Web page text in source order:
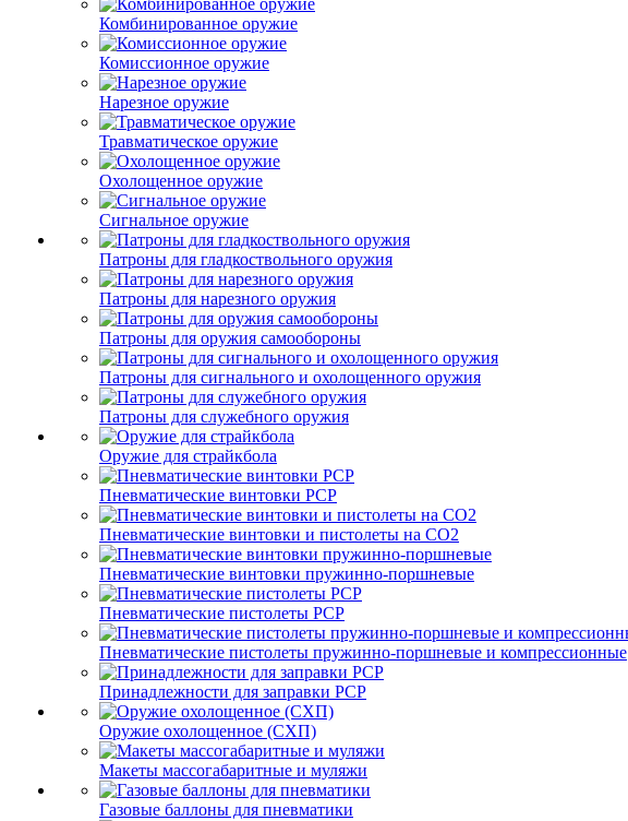
Комбинированное оружие
Комиссионное оружие
Нарезное оружие
Травматическое оружие
Охолощенное оружие
Сигнальное оружие
Патроны для гладкоствольного оружия
Патроны для нарезного оружия
Патроны для оружия самообороны
Патроны для сигнального и охолощенного оружия
Патроны для служебного оружия
Оружие для страйкбола
Пневматические винтовки PCP
Пневматические винтовки и пистолеты на CO2
Пневматические винтовки пружинно-поршневые
Пневматические пистолеты PCP
Пневматические пистолеты пружинно-поршневые и компрессионные
Принадлежности для заправки PCP
Оружие охолощенное (СХП)
Макеты массогабаритные и муляжи
Газовые баллоны для пневматики